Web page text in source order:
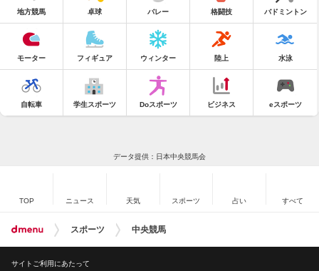
地方競馬 卓球 バレー 格闘技 バドミントン
モーター フィギュア ウィンター 陸上 水泳
自転車 学生スポーツ Doスポーツ ビジネス eスポーツ
データ提供：日本中央競馬会
TOP ニュース 天気 スポーツ 占い すべて
スポーツ 中央競馬
サイトご利用にあたって